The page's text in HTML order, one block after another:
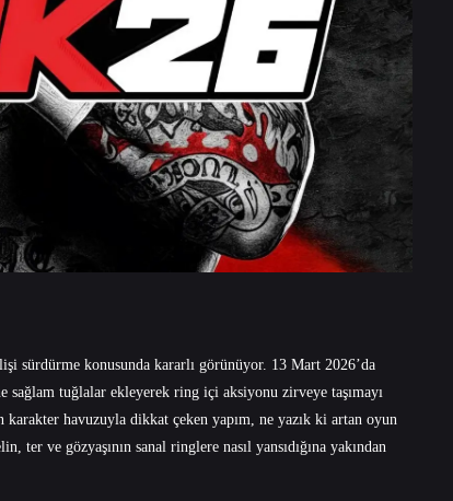
sürdürme konusunda kararlı görünüyor. 13 Mart 2026’da
sağlam tuğlalar ekleyerek ring içi aksiyonu zirveye taşımayı
karakter havuzuyla dikkat çeken yapım, ne yazık ki artan oyun
ve gözyaşının sanal ringlere nasıl yansıdığına yakından